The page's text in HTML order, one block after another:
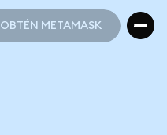
OBTÉN METAMASK